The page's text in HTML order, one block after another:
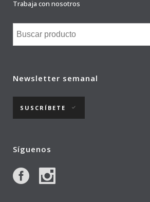
Trabaja con nosotros
Newsletter semanal
SUSCRÍBETE
Síguenos